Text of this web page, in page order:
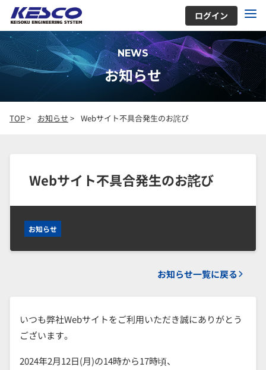
ログイン
NEWS
お知らせ
TOP> お知らせ > Webサイト不具合発生のお詫び
Webサイト不具合発生のお詫び
お知らせ
お知らせ一覧に戻る
いつも弊社Webサイトをご利用いただき誠にありがとう
ございます。
2024年2月12日(月)の14時から17時頃、